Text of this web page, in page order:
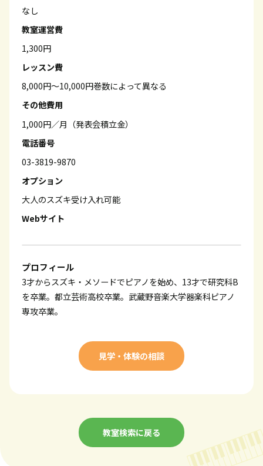
なし
教室運営費
1,300円
レッスン費
8,000円～10,000円巻数によって異なる
その他費用
1,000円／月（発表会積立金）
電話番号
03-3819-9870
オプション
大人のスズキ受け入れ可能
Webサイト
プロフィール
3才からスズキ・メソードでピアノを始め、13才で研究科B
を卒業。都立芸術高校卒業。武蔵野音楽大学器楽科ピアノ
専攻卒業。
見学・体験の相談
教室検索に戻る